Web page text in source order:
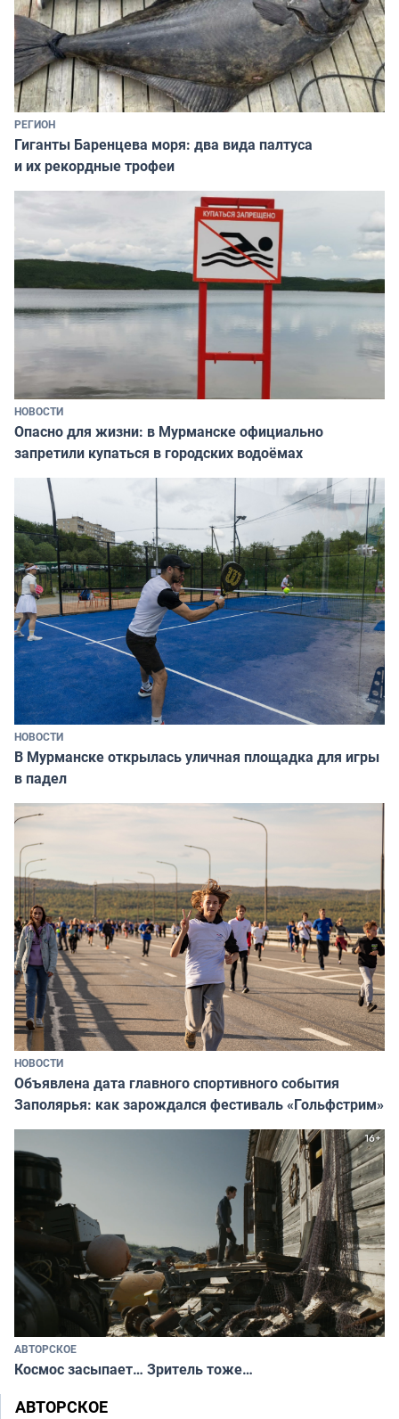
РЕГИОН
Гиганты Баренцева моря: два вида палтуса
и их рекордные трофеи
НОВОСТИ
Опасно для жизни: в Мурманске официально
запретили купаться в городских водоёмах
НОВОСТИ
В Мурманске открылась уличная площадка для игры
в падел
НОВОСТИ
Объявлена дата главного спортивного события
Заполярья: как зарождался фестиваль «Гольфстрим»
АВТОРСКОЕ
Космос засыпает… Зритель тоже…
АВТОРСКОЕ